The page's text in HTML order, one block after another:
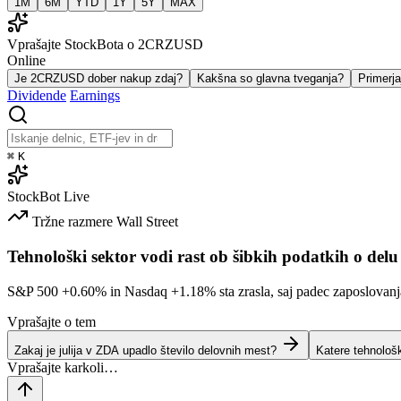
Vprašajte StockBota o 2CRZUSD
Online
Je 2CRZUSD dober nakup zdaj? Kakšna so glavna tveganja?
Dividende Earnings
⌘ K
StockBot Live
Tržne razmere Wall Street
Tehnološki sektor vodi rast ob šibkih podatkih o delu
S&P 500 +0.60% in Nasdaq +1.18% sta zrasla, saj padec
Vprašajte o tem
Zakaj je julija v ZDA upadlo število delovnih mest? Katere